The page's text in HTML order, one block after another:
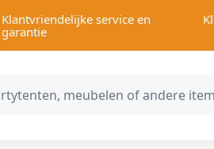
Klantvriendelijke service en
garantie
category